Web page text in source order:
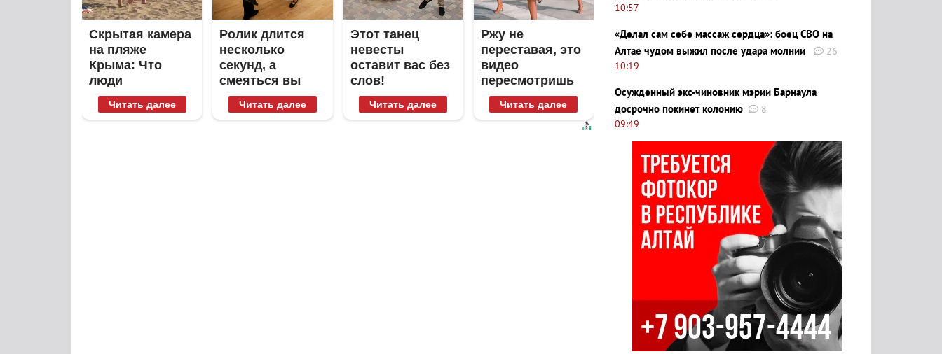
Скрытая камера
на пляже
Крыма: Что
люди
вытворяют,
когда их не
Читать далее
Ролик длится
несколько
секунд, а
смеяться вы
будете долго
Читать далее
Этот танец
невесты
оставит вас без
слов!
Пересмотрела
10 раз
Читать далее
Ржу не
переставая, это
видео
пересмотришь
не раз
Читать далее
10:57
«Делал сам себе массаж сердца»: боец СВО на
Алтае чудом выжил после удара молнии
26
10:19
Осужденный экс-чиновник мэрии Барнаула
досрочно покинет колонию
8
09:49